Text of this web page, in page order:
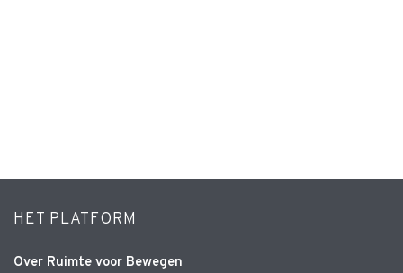
HET PLATFORM
Over Ruimte voor Bewegen